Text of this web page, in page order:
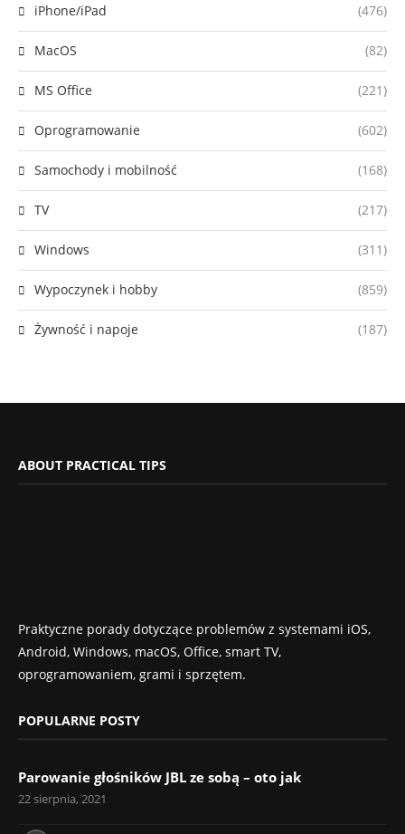
iPhone/iPad (476)
MacOS (82)
MS Office (221)
Oprogramowanie (602)
Samochody i mobilność (168)
TV (217)
Windows (311)
Wypoczynek i hobby (859)
Żywność i napoje (187)
ABOUT PRACTICAL TIPS
Praktyczne porady dotyczące problemów z systemami iOS,
Android, Windows, macOS, Office, smart TV,
oprogramowaniem, grami i sprzętem.
POPULARNE POSTY
Parowanie głośników JBL ze sobą – oto jak
22 sierpnia, 2021